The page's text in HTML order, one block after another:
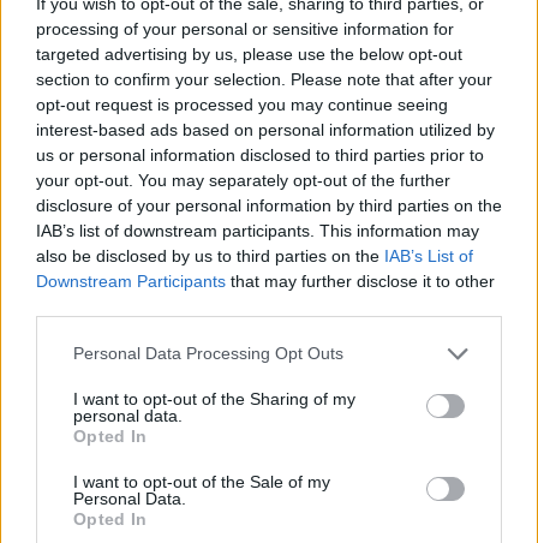
processing of your personal or sensitive information for
targeted advertising by us, please use the below opt-out
section to confirm your selection. Please note that after your
opt-out request is processed you may continue seeing
interest-based ads based on personal information utilized by
us or personal information disclosed to third parties prior to
your opt-out. You may separately opt-out of the further
disclosure of your personal information by third parties on the
IAB’s list of downstream participants. This information may
also be disclosed by us to third parties on the IAB’s List of
Downstream Participants that may further disclose it to other
Personal Data Processing Opt Outs
I want to opt-out of the Sharing of my
personal data.
Opted In
I want to opt-out of the Sale of my
Personal Data.
Opted In
ΔΕΙΤΕ ΕΠΙΣΗΣ
ΣΤΗΝ ΙΔΙΑ ΚΑΤΗΓΟΡΙΑ
Ιταλία: 27 μεγάλες πόλεις στο
υψηλότερο επίπεδο
συναγερμού
Από το βορρά ως το νότο, από την
Τεργέστη ως το Παλέρμο, το υπουργείο
συναγερμού, καθώς εντείνεται το
τέταρτο κύμα καύσωνα που μαστίζει τη